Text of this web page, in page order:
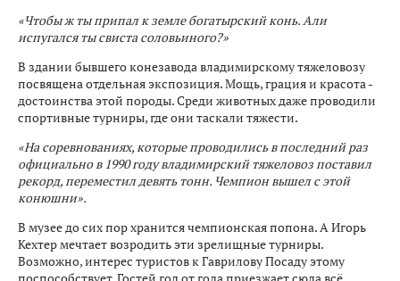
«Чтобы ж ты припал к земле богатырский конь. Али
испугался ты свиста соловьиного?»
В здании бывшего конезавода владимирскому тяжеловозу
посвящена отдельная экспозиция. Мощь, грация и красота -
достоинства этой породы. Среди животных даже проводили
спортивные турниры, где они таскали тяжести.
«На соревнованиях, которые проводились в последний раз
официально в 1990 году владимирский тяжеловоз поставил
рекорд, переместил девять тонн. Чемпион вышел с этой
конюшни».
В музее до сих пор хранится чемпионская попона. А Игорь
Кехтер мечтает возродить эти зрелищные турниры.
Возможно, интерес туристов к Гаврилову Посаду этому